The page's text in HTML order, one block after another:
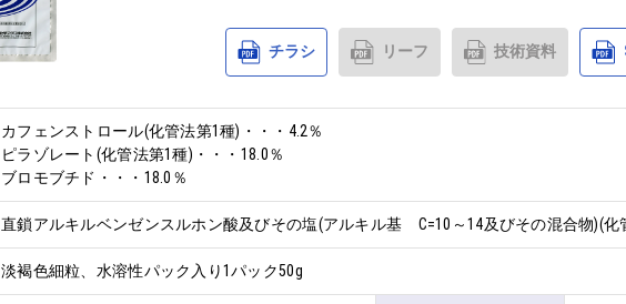
チラシ リーフ 技術資料
カフェンストロール(化管法第1種)・・・4.2％
ピラゾレート(化管法第1種)・・・18.0％
ブロモブチド・・・18.0％
直鎖アルキルベンゼンスルホン酸及びその塩(アルキル基　C=10～14及びその混合物)(化
淡褐色細粒、水溶性パック入り1パック50g